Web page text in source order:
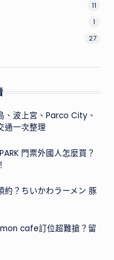
11
1
27
、波上宮、Parco City、
通一次整理
門票外國人怎麼買？
約？ちいかわラーメン 豚
cafe訂位超難搶？留